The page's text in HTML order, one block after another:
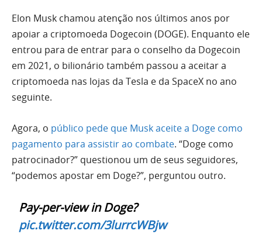
Elon Musk chamou atenção nos últimos anos por
apoiar a criptomoeda Dogecoin (DOGE). Enquanto ele
entrou para de entrar para o conselho da Dogecoin
em 2021, o bilionário também passou a aceitar a
criptomoeda nas lojas da Tesla e da SpaceX no ano
seguinte.
Agora, o público pede que Musk aceite a Doge como
pagamento para assistir ao combate. “Doge como
patrocinador?” questionou um de seus seguidores,
“podemos apostar em Doge?”, perguntou outro.
Pay-per-view in Doge?
pic.twitter.com/3lurrcWBjw